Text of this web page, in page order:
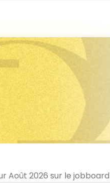
Août 2026 sur le jobboard